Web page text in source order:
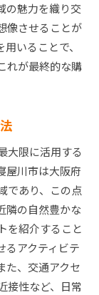
の魅力を織り交
像させることが
いることで、
れが最終的な購
大限に活用する
屋川市は大阪府
であり、この点
隣の自然豊かな
を紹介すること
るアクティビテ
た、交通アクセ
接性など、日常